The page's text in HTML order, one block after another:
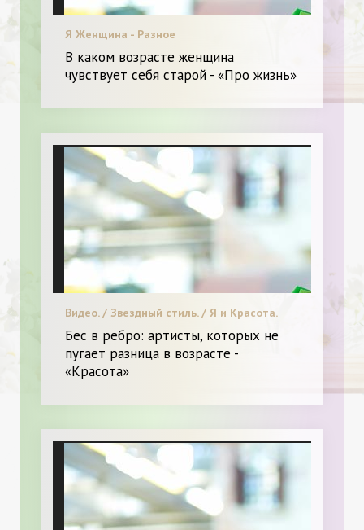
Я Женщина - Разное
В каком возрасте женщина
чувствует себя старой - «Про жизнь»
Видео. / Звездный стиль. / Я и Красота.
Бес в ребро: артисты, которых не
пугает разница в возрасте -
«Красота»